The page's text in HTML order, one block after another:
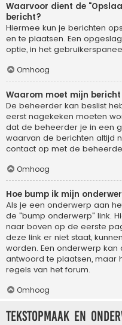
Waarvoor dient de
bericht?
Hiermee kun je berichten
en te plaatsen. Een
optie, in het
Omhoog
Waarom moet mijn
De beheerder kan beslist
eerst nagekeken moeten
dat de beheerder je in een
waarvan de berichten altijd
contact op met de
Omhoog
Hoe bump ik mijn
Als je een onderwerp aan
de "bump onderwerp" link.
naar boven op de eerste
deze link er niet staat,
worden. Een onderwerp
antwoord te plaatsen, maar
regels van het forum.
Omhoog
Tekstopmaak en